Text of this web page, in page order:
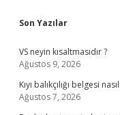
Sidebar
Son Yazılar
VS neyin kısaltmasıdır ?
Ağustos 9, 2026
Kıyı balıkçılığı belgesi
Ağustos 7, 2026